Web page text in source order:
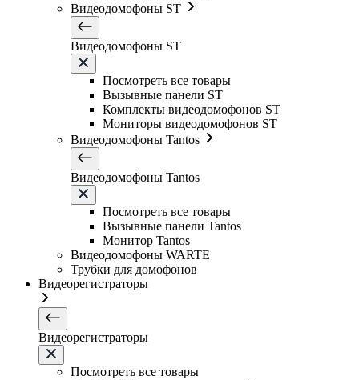
Видеодомофоны ST
Видеодомофоны ST
Посмотреть все товары
Вызывные панели ST
Комплекты видеодомофонов ST
Мониторы видеодомофонов ST
Видеодомофоны Tantos
Видеодомофоны Tantos
Посмотреть все товары
Вызывные панели Tantos
Монитор Tantos
Видеодомофоны WARTE
Трубки для домофонов
Видеорегистраторы
Видеорегистраторы
Посмотреть все товары